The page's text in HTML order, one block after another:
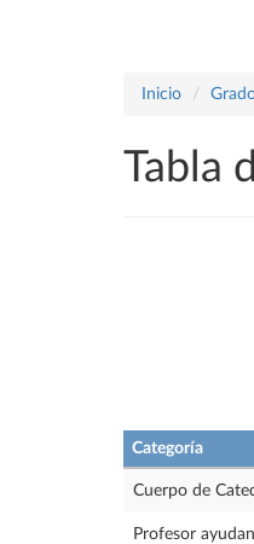
Inicio
Tabla
Categoría
Cuerpo de
Profesor